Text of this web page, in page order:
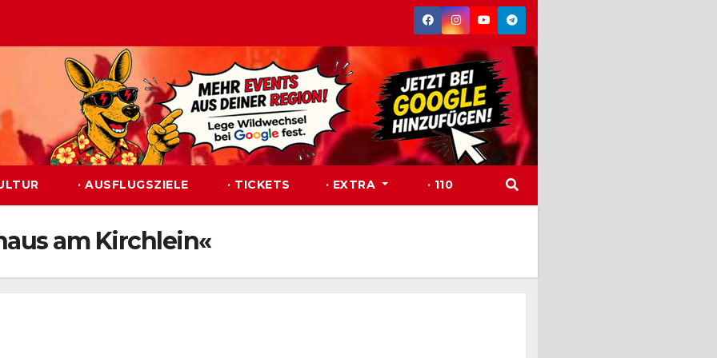
· AUSFLUGSZIELE · TICKETS · EXTRA · 110
am Kirchlein«